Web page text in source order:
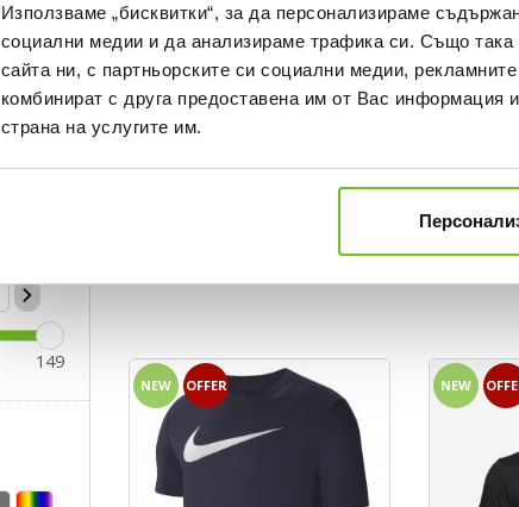
Използваме „бисквитки“, за да персонализираме
социални медии и да анализираме трафика си. Също
сайта ни, с партньорските си социални медии,
комбинират с друга предоставена им от Вас информация
страна на услугите им.
149
NIKE
Текуща
15,99 €/
NEW OFFER NEW